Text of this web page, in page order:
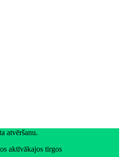
atvēršanu.
aktīvākajos tirgos